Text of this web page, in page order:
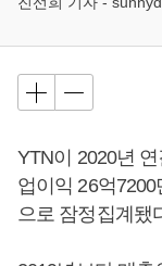
YTN이 2020년
업이익 26억
으로 잠정집계됐